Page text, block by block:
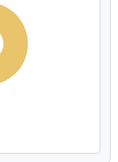
Affichage par